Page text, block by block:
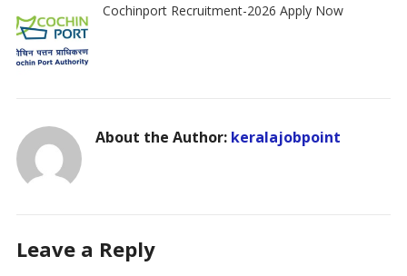
Cochinport Recruitment-2026 Apply Now
About the Author: keralajobpoint
Leave a Reply